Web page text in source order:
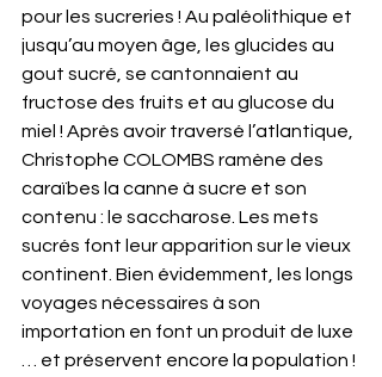
pour les sucreries ! Au paléolithique et
jusqu’au moyen âge, les glucides au
gout sucré, se cantonnaient au
fructose des fruits et au glucose du
miel ! Après avoir traversé l’atlantique,
Christophe COLOMBS ramène des
caraïbes la canne à sucre et son
contenu : le saccharose. Les mets
sucrés font leur apparition sur le vieux
continent. Bien évidemment, les longs
voyages nécessaires à son
importation en font un produit de luxe
… et préservent encore la population !